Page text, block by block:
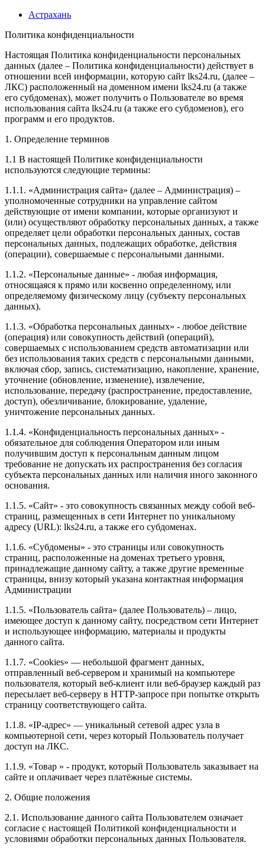
Астрахань
Политика конфиденциальности
Настоящая Политика конфиденциальности персональных
данных (далее – Политика конфиденциальности) действует в
отношении всей информации, которую сайт lks24.ru, (далее –
ЛКС) расположенный на доменном имени lks24.ru (а также
его субдоменах), может получить о Пользователе во время
использования сайта lks24.ru (а также его субдоменов), его
программ и его продуктов.
1. Определение терминов
1.1 В настоящей Политике конфиденциальности
используются следующие термины:
1.1.1. «Администрация сайта» (далее – Администрация) –
уполномоченные сотрудники на управление сайтом
действующие от имени компании, которые организуют и
(или) осуществляют обработку персональных данных, а также
определяет цели обработки персональных данных, состав
персональных данных, подлежащих обработке, действия
(операции), совершаемые с персональными данными.
1.1.2. «Персональные данные» - любая информация,
относящаяся к прямо или косвенно определенному, или
определяемому физическому лицу (субъекту персональных
данных).
1.1.3. «Обработка персональных данных» - любое действие
(операция) или совокупность действий (операций),
совершаемых с использованием средств автоматизации или
без использования таких средств с персональными данными,
включая сбор, запись, систематизацию, накопление, хранение,
уточнение (обновление, изменение), извлечение,
использование, передачу (распространение, предоставление,
доступ), обезличивание, блокирование, удаление,
уничтожение персональных данных.
1.1.4. «Конфиденциальность персональных данных» -
обязательное для соблюдения Оператором или иным
получившим доступ к персональным данным лицом
требование не допускать их распространения без согласия
субъекта персональных данных или наличия иного законного
основания.
1.1.5. «Сайт» - это совокупность связанных между собой веб-
страниц, размещенных в сети Интернет по уникальному
адресу (URL): lks24.ru, а также его субдоменах.
1.1.6. «Субдомены» - это страницы или совокупность
страниц, расположенные на доменах третьего уровня,
принадлежащие данному сайту, а также другие временные
страницы, внизу который указана контактная информация
Администрации
1.1.5. «Пользователь сайта» (далее Пользователь) – лицо,
имеющее доступ к данному сайту, посредством сети Интернет
и использующее информацию, материалы и продукты
данного сайта.
1.1.7. «Cookies» — небольшой фрагмент данных,
отправленный веб-сервером и хранимый на компьютере
пользователя, который веб-клиент или веб-браузер каждый раз
пересылает веб-серверу в HTTP-запросе при попытке открыть
страницу соответствующего сайта.
1.1.8. «IP-адрес» — уникальный сетевой адрес узла в
компьютерной сети, через который Пользователь получает
доступ на ЛКС.
1.1.9. «Товар » - продукт, который Пользователь заказывает на
сайте и оплачивает через платёжные системы.
2. Общие положения
2.1. Использование данного сайта Пользователем означает
согласие с настоящей Политикой конфиденциальности и
условиями обработки персональных данных Пользователя.